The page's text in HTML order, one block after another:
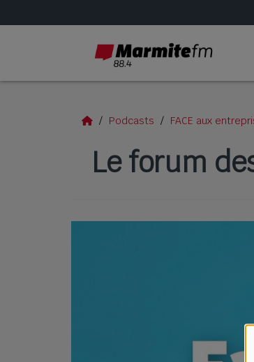
Podcasts FACE aux
Le forum